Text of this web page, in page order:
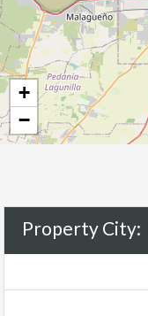
+
−
Property City: